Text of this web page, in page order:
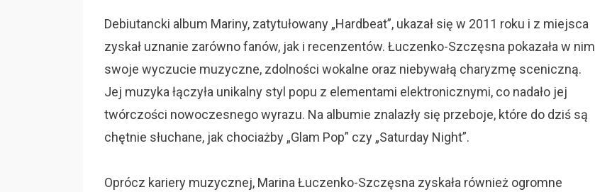
Debiutancki album Mariny, zatytułowany „Hardbeat”, ukazał się w 2011 roku i z miejsca
zyskał uznanie zarówno fanów, jak i recenzentów. Łuczenko-Szczęsna pokazała w nim
swoje wyczucie muzyczne, zdolności wokalne oraz niebywałą charyzmę sceniczną.
Jej muzyka łączyła unikalny styl popu z elementami elektronicznymi, co nadało jej
twórczości nowoczesnego wyrazu. Na albumie znalazły się przeboje, które do dziś są
chętnie słuchane, jak chociażby „Glam Pop” czy „Saturday Night”.
Oprócz kariery muzycznej, Marina Łuczenko-Szczęsna zyskała również ogromne